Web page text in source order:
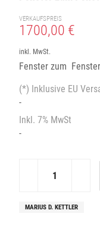
VERKAUFSPREIS
1700,00 €
inkl. MwSt.
Fenster zum
(*) Inklusive EU
-
Inkl. 7% MwSt
-
MARIUS D. KETTLER